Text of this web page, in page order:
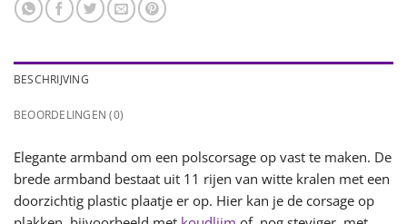
BESCHRIJVING
BEOORDELINGEN (0)
Elegante armband om een polscorsage op vast te maken. De
brede armband bestaat uit 11 rijen van witte kralen met een
doorzichtig plastic plaatje er op. Hier kan je de corsage op